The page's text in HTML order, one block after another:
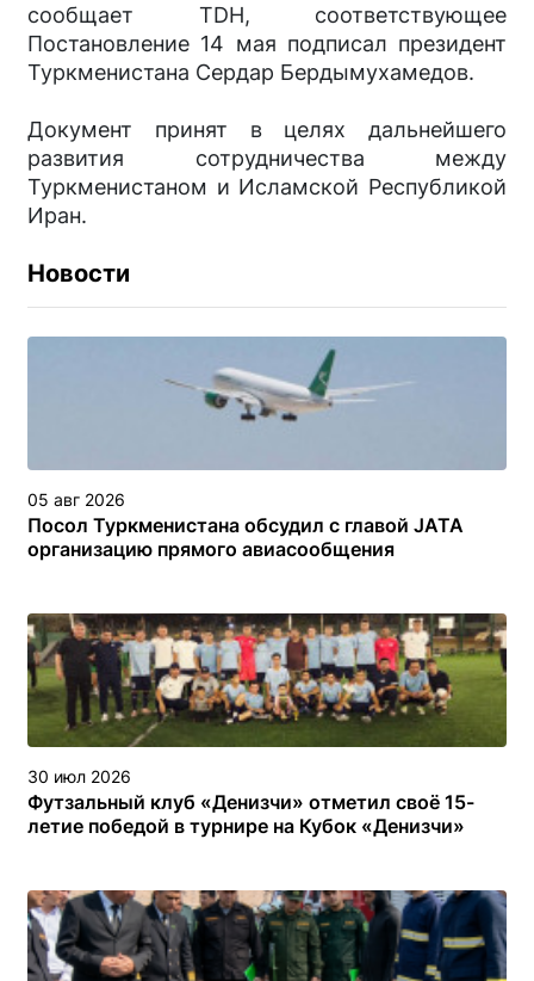
сообщает TDH, соответствующее
Постановление 14 мая подписал президент
Туркменистана Сердар Бердымухамедов.
Документ принят в целях дальнейшего
развития сотрудничества между
Туркменистаном и Исламской Республикой
Иран.
Новости
05 авг 2026
Посол Туркменистана обсудил с главой JATA
организацию прямого авиасообщения
30 июл 2026
Футзальный клуб «Денизчи» отметил своё 15-
летие победой в турнире на Кубок «Денизчи»